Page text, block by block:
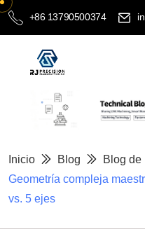
+86 13790500374
Inicio Blog
Blog de
Geometría compleja
vs. 5 ejes